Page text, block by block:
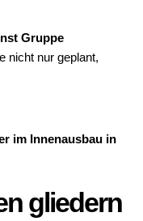
Gruppe
nicht nur geplant,
im Innenausbau in
gliedern